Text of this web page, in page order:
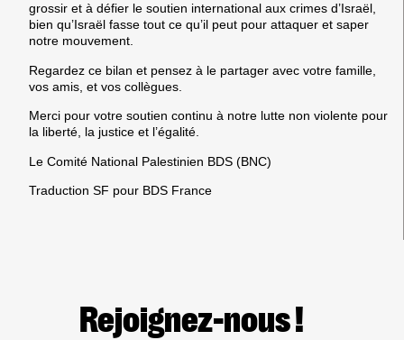
grossir et à défier le soutien international aux crimes d’Israël,
bien qu’Israël fasse tout ce qu’il peut pour attaquer et saper
notre mouvement.
Regardez ce bilan et pensez à le partager avec votre famille,
vos amis, et vos collègues.
Merci pour votre soutien continu à notre lutte non violente pour
la liberté, la justice et l’égalité.
Le Comité National Palestinien BDS (BNC)
Traduction SF pour BDS France
Rejoignez-nous !